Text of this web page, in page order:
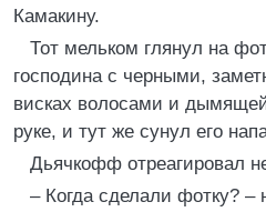
Камакину.
Тот мельком глянул на
господина с черными,
висках волосами и
руке, и тут же сунул его
Дьячкофф отреагировал
– Когда сделали фотку? –